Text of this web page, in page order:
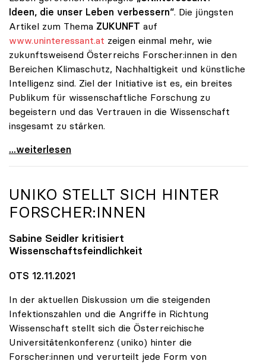
Ideen, die unser Leben verbessern“. Die jüngsten
Artikel zum Thema ZUKUNFT auf
www.uninteressant.at zeigen einmal mehr, wie
zukunftsweisend Österreichs Forscher:innen in den
Bereichen Klimaschutz, Nachhaltigkeit und künstliche
Intelligenz sind. Ziel der Initiative ist es, ein breites
Publikum für wissenschaftliche Forschung zu
begeistern und das Vertrauen in die Wissenschaft
insgesamt zu stärken.
Alles außer UNInteressant: So viel Wissenschaft
...weiterlesen
UNIKO STELLT SICH HINTER
FORSCHER:INNEN
Sabine Seidler kritisiert
Wissenschaftsfeindlichkeit
OTS 12.11.2021
In der aktuellen Diskussion um die steigenden
Infektionszahlen und die Angriffe in Richtung
Wissenschaft stellt sich die Österreichische
Universitätenkonferenz (uniko) hinter die
Forscher:innen und verurteilt jede Form von